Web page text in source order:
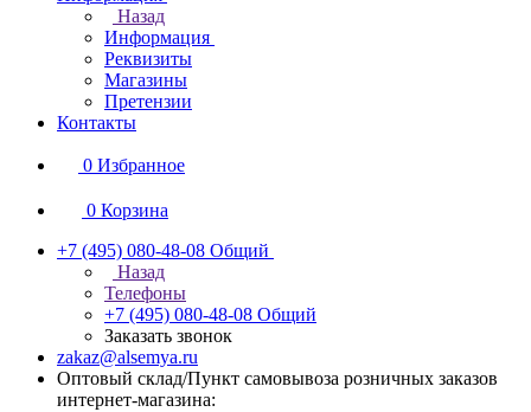
Назад
Информация
Реквизиты
Магазины
Претензии
Контакты
0 Избранное
0 Корзина
+7 (495) 080-48-08 Общий
Назад
Телефоны
+7 (495) 080-48-08 Общий
Заказать звонок
zakaz@alsemya.ru
Оптовый склад/Пункт самовывоза розничных заказов
интернет-магазина: